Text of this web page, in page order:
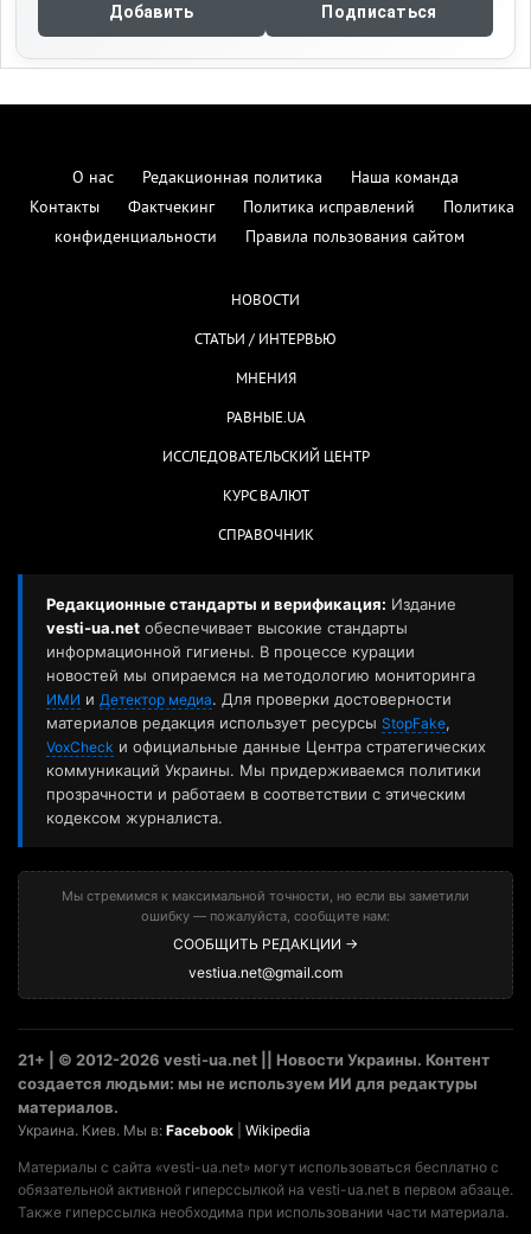
Добавить Подписаться
О нас Редакционная политика
Наша команда
Контакты
Фактчекинг Политика исправлений
Политика
конфиденциальности
Правила пользования сайтом
НОВОСТИ
СТАТЬИ / ИНТЕРВЬЮ
МНЕНИЯ
РАВНЫЕ.UA
ИССЛЕДОВАТЕЛЬСКИЙ ЦЕНТР
КУРС ВАЛЮТ
СПРАВОЧНИК
Редакционные стандарты и верификация: Издание
vesti-ua.net обеспечивает высокие стандарты
информационной гигиены. В процессе курации
новостей мы опираемся на методологию мониторинга
ИМИ и Детектор медиа. Для проверки достоверности
материалов редакция использует ресурсы StopFake,
VoxCheck и официальные данные Центра стратегических
коммуникаций Украины. Мы придерживаемся политики
прозрачности и работаем в соответствии с этическим
кодексом журналиста.
Мы стремимся к максимальной точности, но если вы заметили
ошибку — пожалуйста, сообщите нам:
СООБЩИТЬ РЕДАКЦИИ →
vestiua.net@gmail.com
21+ | © 2012-2026 vesti-ua.net || Новости Украины. Контент
создается людьми: мы не используем ИИ для редактуры
материалов.
Украина. Киев. Мы в: Facebook Wikipedia
Материалы с сайта «vesti-ua.net» могут использоваться бесплатно с
обязательной активной гиперссылкой на vesti-ua.net в первом абзаце.
Также гиперссылка необходима при использовании части материала.